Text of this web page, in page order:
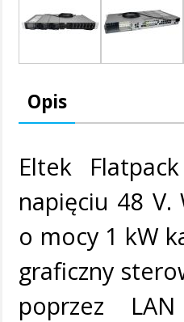
Opis
Eltek
napięciu 48 V.
o mocy 1 kW
graficzny
poprzez